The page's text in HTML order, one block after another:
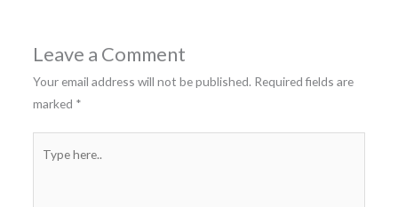
Leave a Comment
Your email address will not be published. Required fields are
marked *
here..